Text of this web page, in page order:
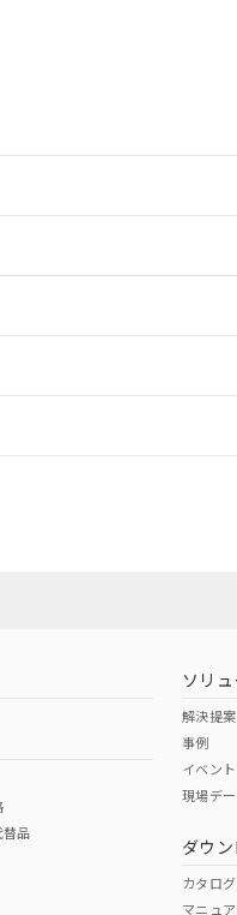
ダウンロードはこ
Cr(VI)
（日本
品
ソリ
解決提案
事例
イベント
現場デ
ダウ
カタログ
マニュ